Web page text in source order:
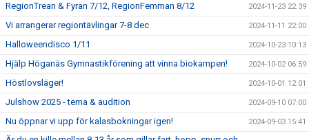
RegionTrean & Fyran 7/12, RegionFemman 8/12 2024-11-23 22:39
Vi arrangerar regiontävlingar 7-8 dec 2024-11-11 22:00
Halloweendisco 1/11 2024-10-23 10:13
Hjälp Höganäs Gymnastikförening att vinna biokampen! 2024-10-02 06:59
Höstlovsläger! 2024-10-01 12:01
Julshow 2025 - tema & audition 2024-09-10 07:00
Nu öppnar vi upp för kalasbokningar igen! 2024-09-03 15:41